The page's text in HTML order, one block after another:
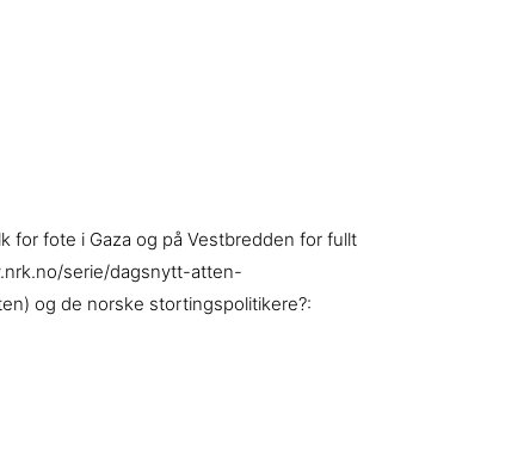
for fote i Gaza og på Vestbredden for fullt
serie/dagsnytt-atten-
og de norske stortingspolitikere?: